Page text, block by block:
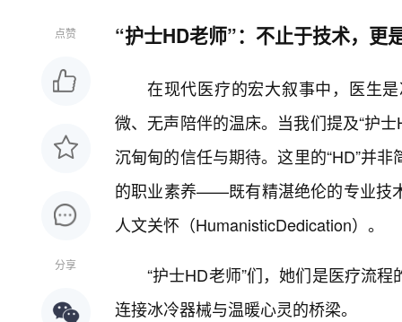
点赞
分享
“护士HD老师”：不止于技术，更
在现代医疗的宏大叙事中，医生
微、无声陪伴的温床。当我们提及“护
沉甸甸的信任与期待。这里的“HD”并
的职业素养——既有精湛绝伦的专业技
人文关怀（HumanisticDedication）。
“护士HD老师”们，她们是医疗流
连接冰冷器械与温暖心灵的桥梁。